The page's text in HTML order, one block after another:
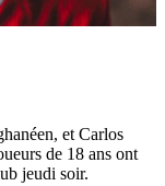
et Carlos
de 18 ans ont
jeudi soir.